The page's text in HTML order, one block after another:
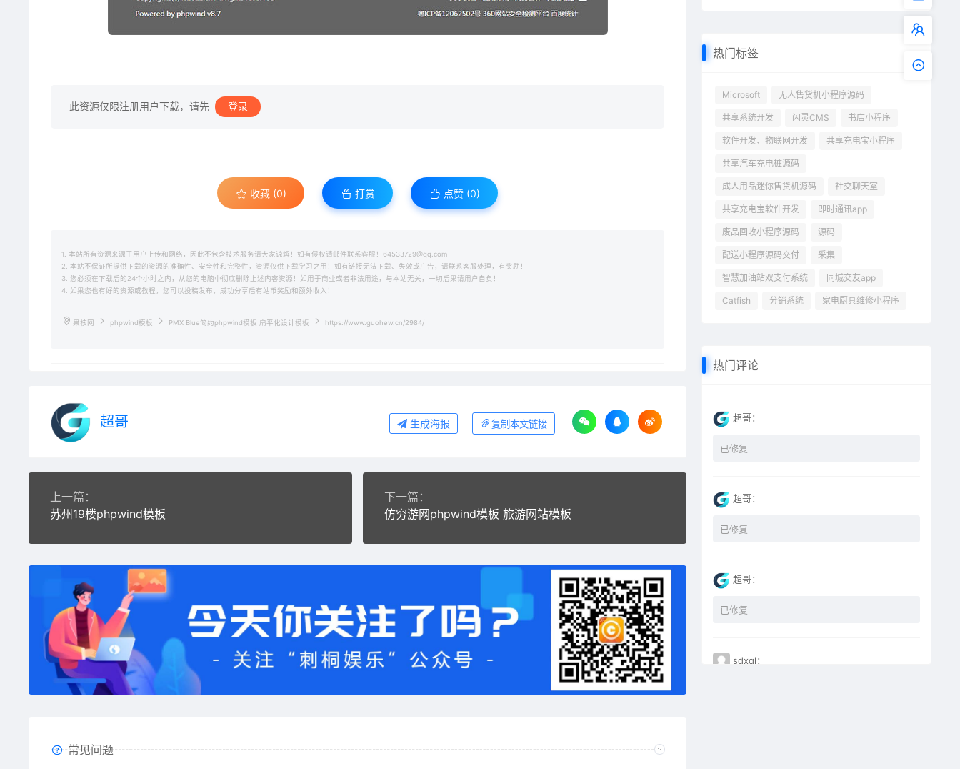
此资源仅限注册用户下载，请先 登录
收藏 (0) 打赏 点赞 (0)
1. 本站所有资源来源于用户上传和网络，因此不包含技术服务请大家谅解！如有侵权请邮件联系客服！64533729@qq.com
2. 本站不保证所提供下载的资源的准确性、安全性和完整性，资源仅供下载学习之用！如有链接无法下载、失效或广告，请联系客服处理，有奖励！
3. 您必须在下载后的24个小时之内，从您的电脑中彻底删除上述内容资源！如用于商业或者非法用途，与本站无关，一切后果请用户自负！
4. 如果您也有好的资源或教程，您可以投稿发布，成功分享后有站币奖励和额外收入！
果核网 phpwind模板 PMX Blue简约phpwind模板 扁平化设计模板 https://www.guohew.cn/2984/
超哥 生成海报 复制本文链接
上一篇：
苏州19楼phpwind模板
下一篇：
仿穷游网phpwind模板 旅游网站模板
常见问题
热门标签
Microsoft 无人售货机小程序源码
共享系统开发 闪灵CMS 书店小程序
软件开发、物联网开发 共享充电宝小程序
共享汽车充电桩源码
成人用品迷你售货机源码 社交聊天室
共享充电宝软件开发 即时通讯app
废品回收小程序源码 源码
配送小程序源码交付 采集
智慧加油站双支付系统 同城交友app
Catfish 分销系统 家电厨具维修小程序
热门评论
超哥：
已修复
超哥：
已修复
超哥：
已修复
sdxql：